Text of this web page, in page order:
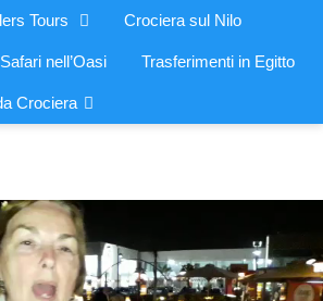
Tours Crociera sul Nilo
Safari nell’Oasi Trasferimenti in Egitto
Crociera